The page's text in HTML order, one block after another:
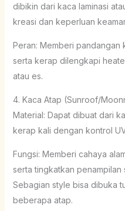
dibikin dari kaca laminasi
kreasi dan keperluan
Peran: Memberi
serta kerap dilengkapi
atau es.
4. Kaca Atap (Sunroof/
Material: Dapat dibuat dari
kerap kali dengan kontrol
Fungsi: Memberi cahaya
serta tingkatkan penampilan
Sebagian style bisa dibuka
beberapa atap.